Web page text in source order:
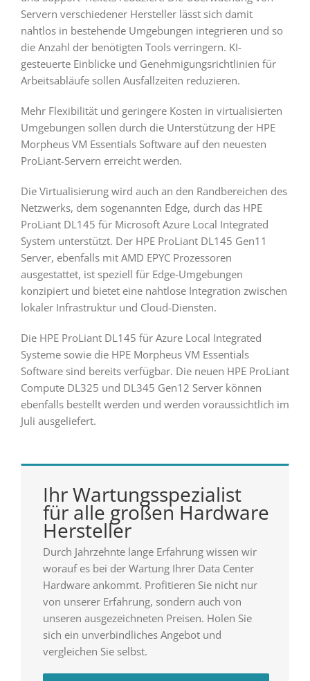
Servern verschiedener Hersteller lässt sich damit
nahtlos in bestehende Umgebungen integrieren und so
die Anzahl der benötigten Tools verringern. KI-
gesteuerte Einblicke und Genehmigungsrichtlinien für
Arbeitsabläufe sollen Ausfallzeiten reduzieren.
Mehr Flexibilität und geringere Kosten in virtualisierten
Umgebungen sollen durch die Unterstützung der HPE
Morpheus VM Essentials Software auf den neuesten
ProLiant-Servern erreicht werden.
Die Virtualisierung wird auch an den Randbereichen des
Netzwerks, dem sogenannten Edge, durch das HPE
ProLiant DL145 für Microsoft Azure Local Integrated
System unterstützt. Der HPE ProLiant DL145 Gen11
Server, ebenfalls mit AMD EPYC Prozessoren
ausgestattet, ist speziell für Edge-Umgebungen
konzipiert und bietet eine nahtlose Integration zwischen
lokaler Infrastruktur und Cloud-Diensten.
Die HPE ProLiant DL145 für Azure Local Integrated
Systeme sowie die HPE Morpheus VM Essentials
Software sind bereits verfügbar. Die neuen HPE ProLiant
Compute DL325 und DL345 Gen12 Server können
ebenfalls bestellt werden und werden voraussichtlich im
Juli ausgeliefert.
Ihr Wartungsspezialist
für alle großen Hardware
Hersteller
Durch Jahrzehnte lange Erfahrung wissen wir
worauf es bei der Wartung Ihrer Data Center
Hardware ankommt. Profitieren Sie nicht nur
von unserer Erfahrung, sondern auch von
unseren ausgezeichneten Preisen. Holen Sie
sich ein unverbindliches Angebot und
vergleichen Sie selbst.